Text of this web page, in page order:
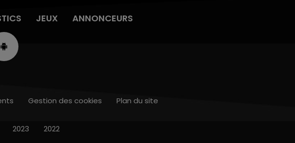
JEUX ANNONCEURS
Gestion des cookies Plan du site
2023 2022